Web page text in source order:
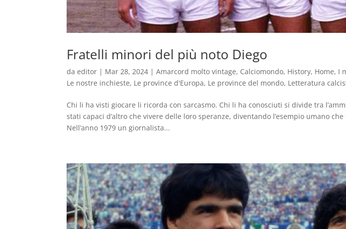
Fratelli minori del più noto Diego
daeditor | Mar 28, 2024 |Amarcord molto vintage, Calciomondo, History, Home, I
Le nostre inchieste, Le province d'Europa, Le province del mondo, Letteratura
Chi li ha visti giocare li ricorda con sarcasmo. Chi li ha conosciuti si divide tra
stati capaci d’altro che vivere delle loro speranze, diventando l’esempio umano
Nell’anno 1979 un giornalista...